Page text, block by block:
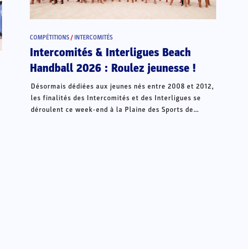
COMPÉTITIONS / INTERCOMITÉS
Intercomités & Interligues Beach
Handball 2026 : Roulez jeunesse !
Désormais dédiées aux jeunes nés entre 2008 et 2012,
les finalités des Intercomités et des Interligues se
déroulent ce week-end à la Plaine des Sports de